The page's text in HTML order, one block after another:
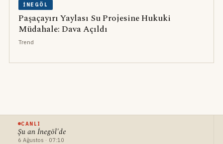
İNEGÖL
Paşaçayırı Yaylası Su Projesine Hukuki
Müdahale: Dava Açıldı
Trend
CANLI
Şu an İnegöl'de
6 Ağustos · 07:10